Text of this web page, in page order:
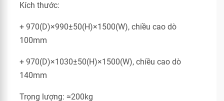
Kích thước:
+ 970(D)×990±50(H)×1500(W), chiều cao dò
100mm
+ 970(D)×1030±50(H)×1500(W), chiều cao dò
140mm
Trọng lượng: ≈200kg